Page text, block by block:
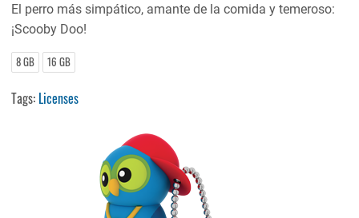
El perro más simpático, amante de la comida y temeroso:
¡Scooby Doo!
8 GB 16 GB
Tags: Licenses